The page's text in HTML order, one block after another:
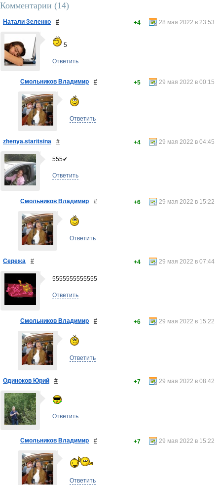
Комментарии (14)
Натали Зеленко # 28 мая 2022 в 23:53
+4
5
Ответить
Смольников Владимир # 29 мая 2022 в 00:15
+5
Ответить
zhenya.staritsina # 29 мая 2022 в 04:45
+4
555✔
Ответить
Смольников Владимир # 29 мая 2022 в 15:22
+6
Ответить
Сережа # 29 мая 2022 в 07:44
+4
5555555555555
Ответить
Смольников Владимир # 29 мая 2022 в 15:22
+6
Ответить
Одиноков Юрий # 29 мая 2022 в 08:42
+7
Ответить
Смольников Владимир # 29 мая 2022 в 15:22
+7
Ответить